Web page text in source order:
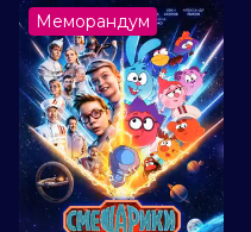
Меморандум